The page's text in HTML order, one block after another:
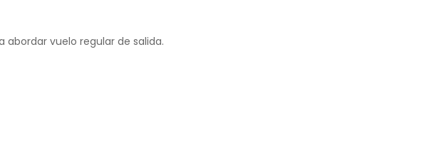
abordar vuelo regular de salida.